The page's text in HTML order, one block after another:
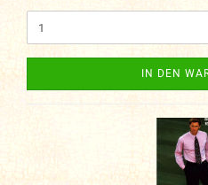
IN DEN